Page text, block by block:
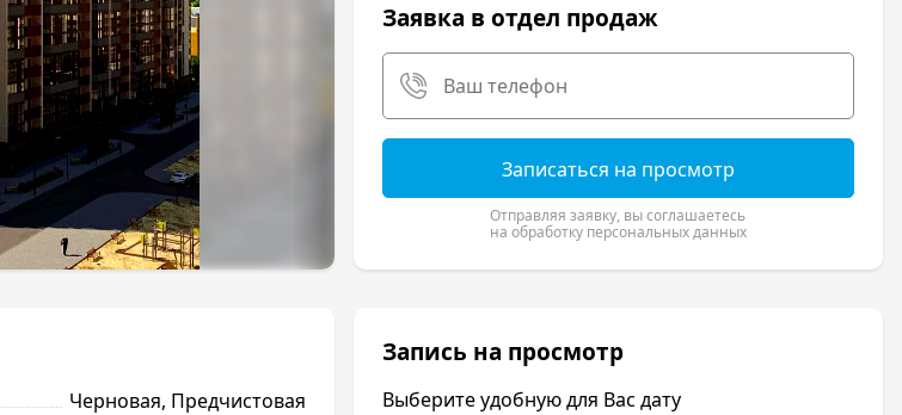
Заявка в отдел продаж
Записаться на просмотр
Отправляя заявку, вы соглашаетесь
на обработку персональных данных
Черновая, Предчистовая
Запись на просмотр
Выберите удобную для Вас дату